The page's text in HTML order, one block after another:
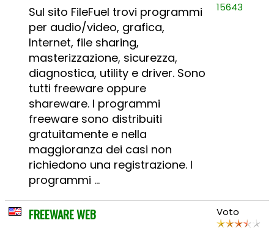
Sul sito FileFuel trovi programmi
per audio/video, grafica,
Internet, file sharing,
masterizzazione, sicurezza,
diagnostica, utility e driver. Sono
tutti freeware oppure
shareware. I programmi
freeware sono distribuiti
gratuitamente e nella
maggioranza dei casi non
richiedono una registrazione. I
programmi ...
15643
FREEWARE WEB Voto